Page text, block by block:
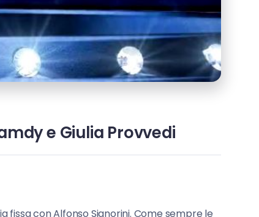
e Giulia Provvedi
fissa con Alfonso Signorini. Come sempre le